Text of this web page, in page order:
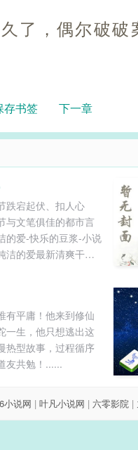
了，偶尔破破
存书签 下一章
跌宕起伏、扣人心
与文笔俱佳的都市言
的爱-快乐的豆浆-小说
洁的爱最新清爽干净
有平庸！他来到修仙
一生，他只想逃出这
型故事，过程循序
友共勉！......
小说网 | 叶凡小说网 | 六零影院 |